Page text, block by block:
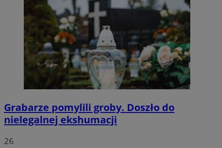
Grabarze pomylili groby. Doszło do
nielegalnej ekshumacji
26